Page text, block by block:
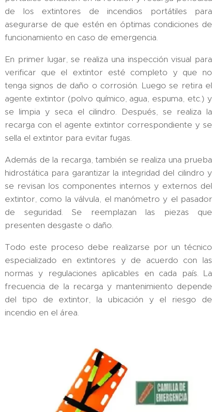
de los extintores de incendios portátiles para
asegurarse de que estén en óptimas condiciones de
funcionamiento en caso de emergencia.
En primer lugar, se realiza una inspección visual para
verificar que el extintor esté completo y que no
tenga signos de daño o corrosión. Luego se retira el
agente extintor (polvo químico, agua, espuma, etc.) y
se limpia y seca el cilindro. Después, se realiza la
recarga con el agente extintor correspondiente y se
sella el extintor para evitar fugas.
Además de la recarga, también se realiza una prueba
hidrostática para garantizar la integridad del cilindro y
se revisan los componentes internos y externos del
extintor, como la válvula, el manómetro y el pasador
de seguridad. Se reemplazan las piezas que
presenten desgaste o daño.
Todo este proceso debe realizarse por un técnico
especializado en extintores y de acuerdo con las
normas y regulaciones aplicables en cada país. La
frecuencia de la recarga y mantenimiento depende
del tipo de extintor, la ubicación y el riesgo de
incendio en el área.